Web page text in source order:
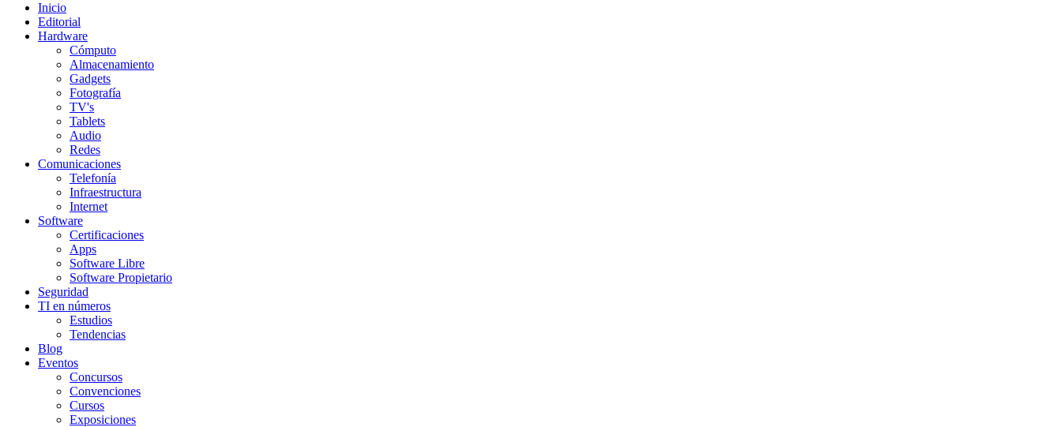
Inicio
Editorial
Hardware
Cómputo
Almacenamiento
Gadgets
Fotografía
TV's
Tablets
Audio
Redes
Comunicaciones
Telefonía
Infraestructura
Internet
Software
Certificaciones
Apps
Software Libre
Software Propietario
Seguridad
TI en números
Estudios
Tendencias
Blog
Eventos
Concursos
Convenciones
Cursos
Exposiciones